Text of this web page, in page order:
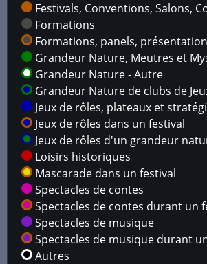
Festivals, Conventions, Salons,
Formations
Formations, panels,
Grandeur Nature, Meutres et
Grandeur Nature - Autre
Grandeur Nature de clubs de
Jeux de rôles, plateaux et
Jeux de rôles dans un festival
Jeux de rôles d'un grandeur
Loisirs historiques
Mascarade dans un festival
Spectacles de contes
Spectacles de contes durant un
Spectacles de musique
Spectacles de musique durant
Autres